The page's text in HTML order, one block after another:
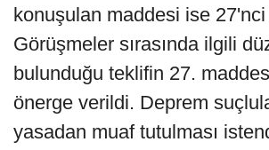
konuşulan maddesi ise
Görüşmeler sırasında ilgili
bulunduğu teklifin 27.
önerge verildi. Deprem
yasadan muaf tutulması